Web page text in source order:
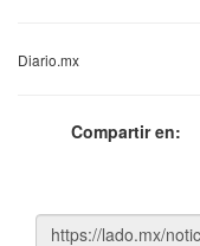
Diario.mx
Compartir en: